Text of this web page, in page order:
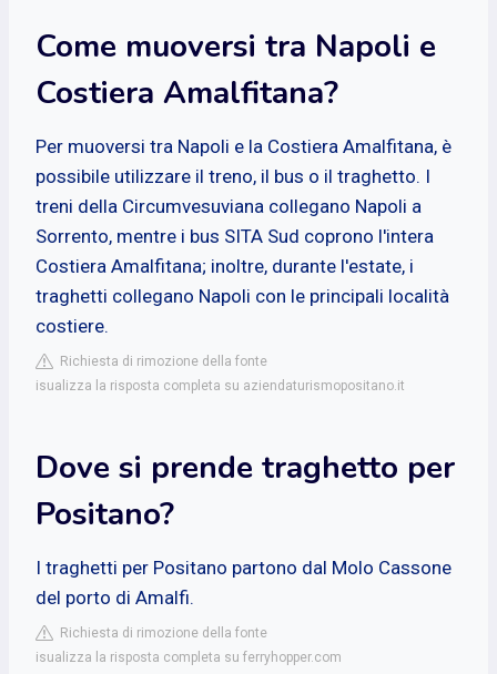
Come muoversi tra Napoli e
Costiera Amalfitana?
Per muoversi tra Napoli e la Costiera Amalfitana, è
possibile utilizzare il treno, il bus o il traghetto. I
treni della Circumvesuviana collegano Napoli a
Sorrento, mentre i bus SITA Sud coprono l'intera
Costiera Amalfitana; inoltre, durante l'estate, i
traghetti collegano Napoli con le principali località
costiere.
Richiesta di rimozione della fonte
isualizza la risposta completa su aziendaturismopositano.it
Dove si prende traghetto per
Positano?
I traghetti per Positano partono dal Molo Cassone
del porto di Amalfi.
Richiesta di rimozione della fonte
isualizza la risposta completa su ferryhopper.com